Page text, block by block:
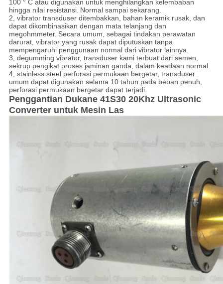
100 ° C atau digunakan untuk menghilangkan kelembaban
hingga nilai resistansi. Normal sampai sekarang.
2, vibrator transduser ditembakkan, bahan keramik rusak, dan
dapat dikombinasikan dengan mata telanjang dan
megohmmeter. Secara umum, sebagai tindakan perawatan
darurat, vibrator yang rusak dapat diputuskan tanpa
mempengaruhi penggunaan normal dari vibrator lainnya.
3, degumming vibrator, transduser kami terbuat dari semen,
sekrup pengikat proses jaminan ganda, dalam keadaan normal.
4, stainless steel perforasi permukaan bergetar, transduser
umum dapat digunakan selama 10 tahun pada beban penuh,
perforasi permukaan bergetar dapat terjadi.
Penggantian Dukane 41S30 20Khz Ultrasonic
Converter untuk Mesin Las